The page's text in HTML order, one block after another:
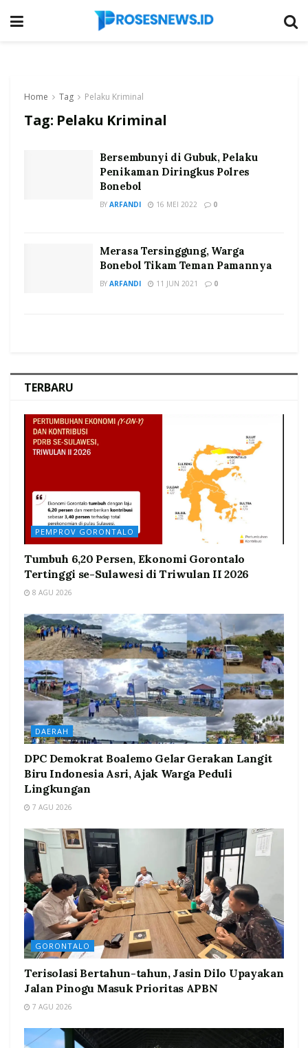
Home Tag Pelaku Kriminal
Tag: Pelaku Kriminal
Bersembunyi di Gubuk, Pelaku
Penikaman Diringkus Polres
Bonebol
BY ARFANDI 16 MEI 2022 0
Merasa Tersinggung, Warga
Bonebol Tikam Teman Pamannya
BY ARFANDI 11 JUN 2021 0
TERBARU
PEMPROV GORONTALO
Tumbuh 6,20 Persen, Ekonomi Gorontalo
Tertinggi se-Sulawesi di Triwulan II 2026
8 AGU 2026
DAERAH
DPC Demokrat Boalemo Gelar Gerakan Langit
Biru Indonesia Asri, Ajak Warga Peduli
Lingkungan
7 AGU 2026
GORONTALO
Terisolasi Bertahun-tahun, Jasin Dilo Upayakan
Jalan Pinogu Masuk Prioritas APBN
7 AGU 2026